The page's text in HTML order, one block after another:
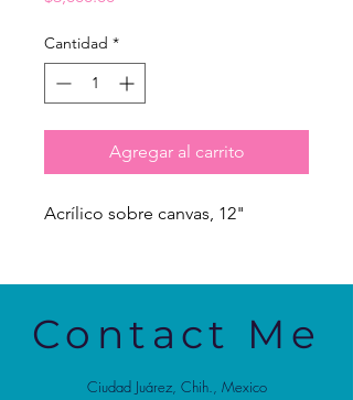
Cantidad *
Agregar al carrito
Acrílico sobre canvas, 12"
Contact Me
Ciudad Juárez, Chih., Mexico